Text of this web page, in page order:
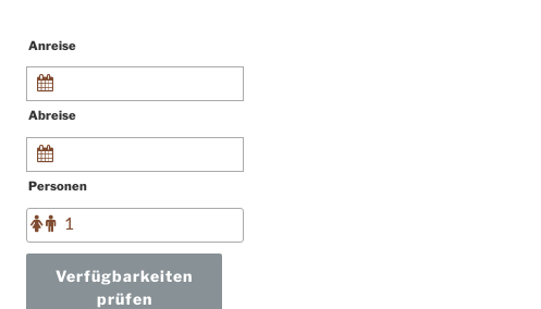
Anreise
Abreise
Personen
Verfügbarkeiten
prüfen